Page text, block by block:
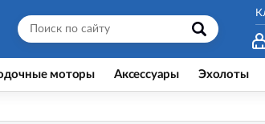
моторы Аксессуары Эхолоты